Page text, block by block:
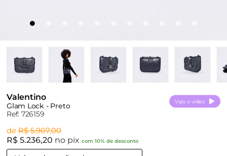
Valentino
Glam Lock - Preto
Ref: 726159
Veja o vídeo
de R$ 5.907,00
R$ 5.236,20 no pix com 10% de desconto